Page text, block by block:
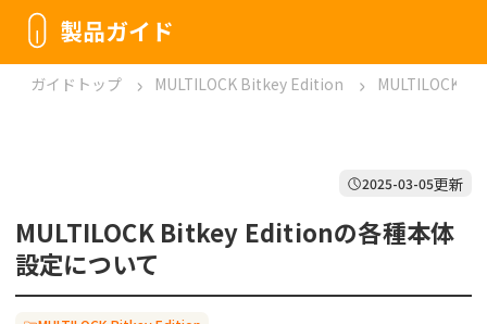
製品ガイド
ガイドトップ MULTILOCK Bitkey Edition MULTILOCK
2025-03-05更新
MULTILOCK Bitkey Editionの各種本体
設定について